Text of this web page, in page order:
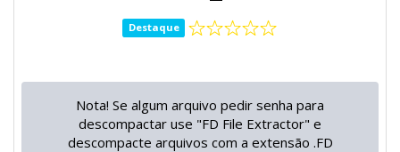
Destaque
Nota! Se algum arquivo pedir senha para
descompactar use "FD File Extractor" e
descompacte arquivos com a extensão .FD